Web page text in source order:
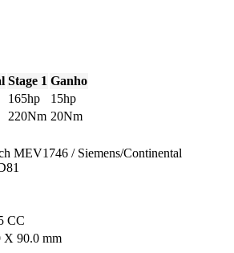
Stage 1 Ganho
165hp
15hp
220Nm 20Nm
MEV1746 / Siemens/Continental
CC
X 90.0 mm